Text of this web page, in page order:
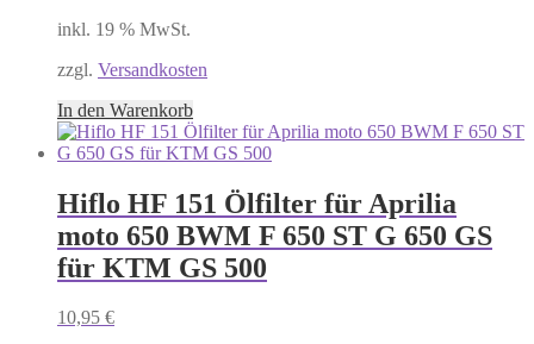
inkl. 19 % MwSt.
zzgl. Versandkosten
In den Warenkorb
Hiflo HF 151 Ölfilter für Aprilia
moto 650 BWM F 650 ST G 650 GS
für KTM GS 500
10,95 €